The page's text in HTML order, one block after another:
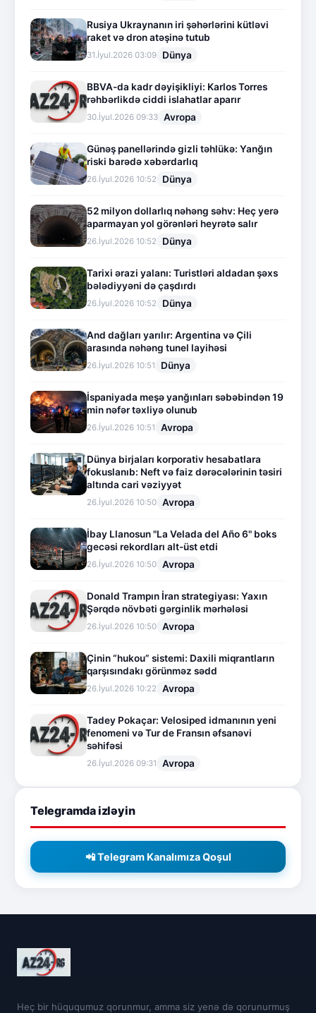
Rusiya Ukraynanın iri şəhərlərini kütləvi
raket və dron atəşinə tutub
31.İyul.2026 03:09 Dünya
BBVA-da kadr dəyişikliyi: Karlos Torres
rəhbərlikdə ciddi islahatlar aparır
30.İyul.2026 09:33 Avropa
Günəş panellərində gizli təhlükə: Yanğın
riski barədə xəbərdarlıq
26.İyul.2026 10:52 Dünya
52 milyon dollarlıq nəhəng səhv: Heç yerə
aparmayan yol görənləri heyrətə salır
26.İyul.2026 10:52 Dünya
Tarixi ərazi yalanı: Turistləri aldadan şəxs
bələdiyyəni də çaşdırdı
26.İyul.2026 10:52 Dünya
And dağları yarılır: Argentina və Çili
arasında nəhəng tunel layihəsi
26.İyul.2026 10:51 Dünya
İspaniyada meşə yanğınları səbəbindən 19
min nəfər təxliyə olunub
26.İyul.2026 10:51 Avropa
Dünya birjaları korporativ hesabatlara
fokuslanıb: Neft və faiz dərəcələrinin təsiri
altında cari vəziyyət
26.İyul.2026 10:50 Avropa
İbay Llanosun "La Velada del Año 6" boks
gecəsi rekordları alt-üst etdi
26.İyul.2026 10:50 Avropa
Donald Trampın İran strategiyası: Yaxın
Şərqdə növbəti gərginlik mərhələsi
26.İyul.2026 10:50 Avropa
Çinin “hukou” sistemi: Daxili miqrantların
qarşısındakı görünməz sədd
26.İyul.2026 10:22 Avropa
Tadey Pokaçar: Velosiped idmanının yeni
fenomeni və Tur de Fransın əfsanəvi
səhifəsi
26.İyul.2026 09:31 Avropa
Telegramda izləyin
📲 Telegram Kanalımıza Qoşul
Heç bir hüququmuz qorunmur, amma siz yenə də qorunurmuş